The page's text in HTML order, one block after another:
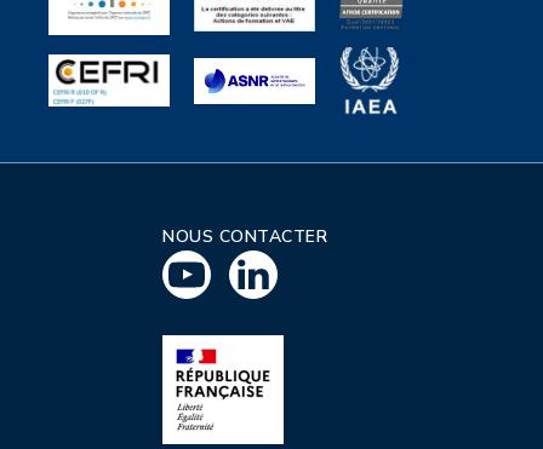
NOUS CONTACTER